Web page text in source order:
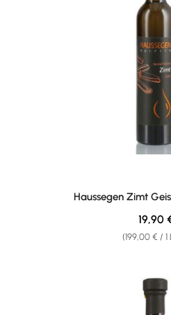
Haussegen Zimt
(199,00 € / 1
19,90